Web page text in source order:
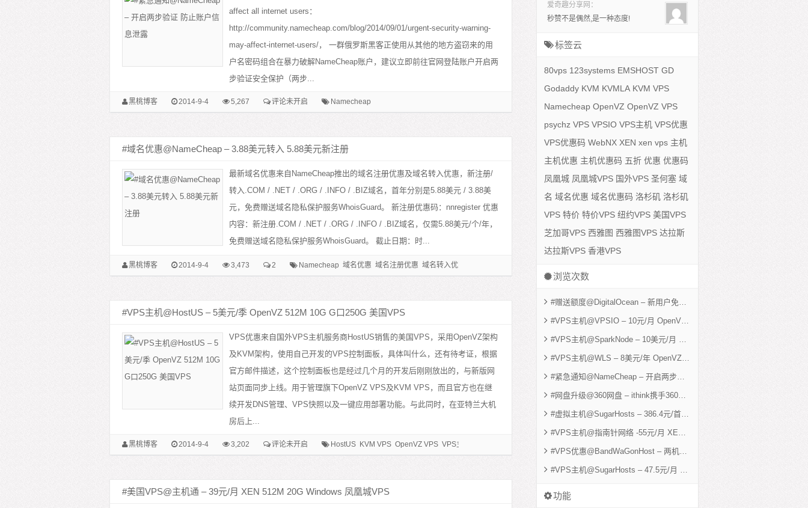
affect all internet users：
http://community.namecheap.com/blog/2014/09/01/urgent-security-warning-
may-affect-internet-users/， 一群俄罗斯黑客正使用从其他的地方盗窃来的用
户名密码组合在暴力破解NameCheap账户，建议立即前往官网登陆账户开启两
步验证安全保护（两步...
黑桃博客 2014-9-4 5,267 评论未开启 Namecheap
#域名优惠@NameCheap – 3.88美元转入 5.88美元新注册
最新域名优惠来自NameCheap推出的域名注册优惠及域名转入优惠，新注册/
转入.COM / .NET / .ORG / .INFO / .BIZ域名，首年分别是5.88美元 / 3.88美
元，免费赠送域名隐私保护服务WhoisGuard。 新注册优惠码：nnregister 优惠
内容：新注册.COM / .NET / .ORG / .INFO / .BIZ域名，仅需5.88美元/个/年，
免费赠送域名隐私保护服务WhoisGuard。 截止日期：时...
黑桃博客 2014-9-4 3,473 2 Namecheap 域名优惠 域名注册优惠 域名转入优惠
#VPS主机@HostUS – 5美元/季 OpenVZ 512M 10G G口250G 美国VPS
VPS优惠来自国外VPS主机服务商HostUS销售的美国VPS，采用OpenVZ架构
及KVM架构，使用自己开发的VPS控制面板，具体叫什么，还有待考证，根据
官方邮件描述，这个控制面板也是经过几个月的开发后刚刚放出的，与新版网
站页面同步上线。用于管理旗下OpenVZ VPS及KVM VPS，而且官方也在继
续开发DNS管理、VPS快照以及一键应用部署功能。与此同时，在亚特兰大机
房后上...
黑桃博客 2014-9-4 3,202 评论未开启 HostUS KVM VPS OpenVZ VPS VPS主机
#美国VPS@主机通 – 39元/月 XEN 512M 20G Windows 凤凰城VPS
爱奇趣分享网：
秒赞不是偶然,是一种态度!
标签云
80vps 123systems EMSHOST GD
Godaddy KVM KVMLA KVM VPS
Namecheap OpenVZ OpenVZ VPS
psychz VPS VPSIO VPS主机 VPS优惠
VPS优惠码 WebNX XEN xen vps 主机
主机优惠 主机优惠码 五折 优惠 优惠码
凤凰城 凤凰城VPS 国外VPS 圣何塞 域
名 域名优惠 域名优惠码 洛杉矶 洛杉矶
VPS 特价 特价VPS 纽约VPS 美国VPS
芝加哥VPS 西雅图 西雅图VPS 达拉斯
达拉斯VPS 香港VPS
浏览次数
#赠送额度@DigitalOcean – 新用户免费赠送25美元余额 512M KVM可用5个月
#VPS主机@VPSIO – 10元/月 OpenVZ 1G 40G 1600G 洛杉矶VPS
#VPS主机@SparkNode – 10美元/月 XEN 1G 30G SSD 3000G 美国VPS
#VPS主机@WLS – 8美元/年 OpenVZ 256M 10G 3T 两机房
#紧急通知@NameCheap – 开启两步验证 防止账户信息泄露
#网盘升级@360网盘 – ithink携手360免费获取2T网络硬盘
#虚拟主机@SugarHosts – 386.4元/首年 香港独立IP cPanel主机 5000M 50G
#VPS主机@指南针网络 -55元/月 XEN 512M 30G 3M不限 香港VPS
#VPS优惠@BandWaGonHost – 两机房 ovz 512M神器 9.99美元/年
#VPS主机@SugarHosts – 47.5元/月 XEN 768M 10G SSD 1T 洛杉矶VPS
功能